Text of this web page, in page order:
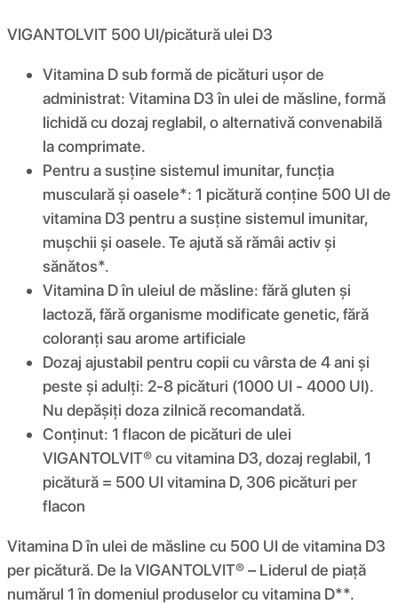
VIGANTOLVIT 500 UI/picătură ulei D3
Vitamina D sub formă de picături ușor de
administrat: Vitamina D3 în ulei de măsline, formă
lichidă cu dozaj reglabil, o alternativă convenabilă
la comprimate.
Pentru a susține sistemul imunitar, funcția
musculară și oasele*: 1 picătură conține 500 UI de
vitamina D3 pentru a susține sistemul imunitar,
mușchii și oasele. Te ajută să rămâi activ și
sănătos*.
Vitamina D în uleiul de măsline: fără gluten și
lactoză, fără organisme modificate genetic, fără
coloranți sau arome artificiale
Dozaj ajustabil pentru copii cu vârsta de 4 ani și
peste și adulți: 2-8 picături (1000 UI - 4000 UI).
Nu depășiți doza zilnică recomandată.
Conținut: 1 flacon de picături de ulei
VIGANTOLVIT® cu vitamina D3, dozaj reglabil, 1
picătură = 500 UI vitamina D, 306 picături per
flacon
Vitamina D în ulei de măsline cu 500 UI de vitamina D3
per picătură. De la VIGANTOLVIT® – Liderul de piață
numărul 1 în domeniul produselor cu vitamina D**.